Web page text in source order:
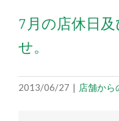
7月の店休日
せ。
2013/06/27 | 店舗から